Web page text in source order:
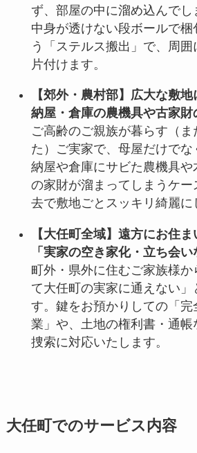
ず、部屋の中に溜め込んでし
中身が透けない段ボールで
う「ステルス搬出」で、周
片付けます。
【郊外・農村部】広大な敷
納屋・倉庫の農機具や古家財
ご高齢のご親族が暮らす（
た）ご実家で、母屋だけで
納屋や倉庫にサビた農機具や
の家財が溜まってしまうケ
去で敷地ごとスッキリ綺麗に
【大任町全域】遠方にお住
「実家の空き家化・立ち会い
町外・県外に住むご家族様か
て大任町の実家に通えない
す。鍵をお預かりしての「
業」や、土地の権利書・通帳
捜索に対応いたします。
大任町でのサービス内容